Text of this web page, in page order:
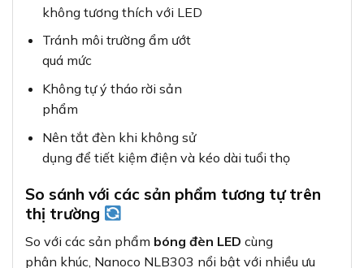
không tương thích với LED
Tránh môi trường ẩm ướt
quá mức
Không tự ý tháo rời sản
phẩm
Nên tắt đèn khi không sử
dụng để tiết kiệm điện và kéo dài tuổi thọ
So sánh với các sản phẩm tương tự trên
thị trường
So với các sản phẩm bóng đèn LED cùng
phân khúc, Nanoco NLB303 nổi bật với nhiều ưu